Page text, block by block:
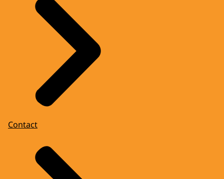
Contact